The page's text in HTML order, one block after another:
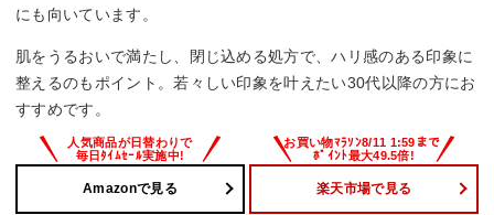
にも向いています。
肌をうるおいで満たし、閉じ込める処方で、ハリ感のある印象に
整えるのもポイント。若々しい印象を叶えたい30代以降の方にお
すすめです。
Amazonで見る 楽天市場で見る